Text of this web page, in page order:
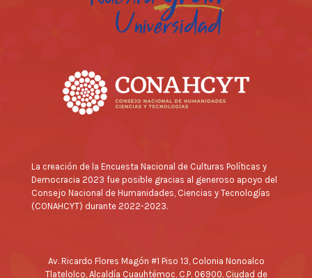
La creación de la Encuesta Nacional de Culturas Políticas y
Democracia 2023 fue posible gracias al generoso apoyo del
Consejo Nacional de Humanidades, Ciencias y Tecnologías
(CONAHCYT) durante 2022-2023.
Av. Ricardo Flores Magón #1 Piso 13, Colonia Nonoalco
Tlatelolco, Alcaldía Cuauhtémoc, C.P. 06900, Ciudad de